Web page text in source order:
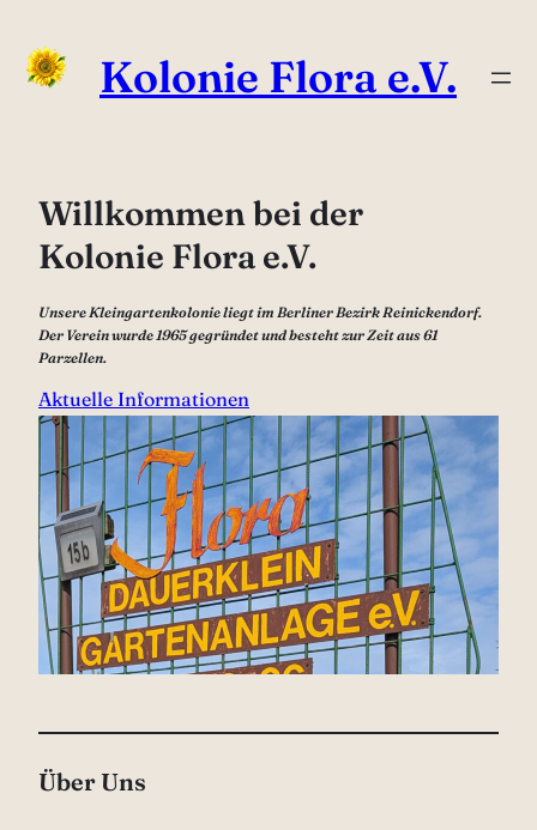
Inhalt
springen
Kolonie Flora e.V.
Willkommen bei der
Kolonie Flora e.V.
Unsere Kleingartenkolonie liegt im Berliner Bezirk Reinickendorf.
Der Verein wurde 1965 gegründet und besteht zur Zeit aus 61
Parzellen.
Aktuelle Informationen
Über Uns